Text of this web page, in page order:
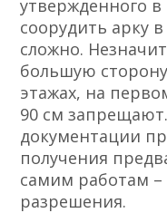
утвержденного
соорудить арку
сложно.
большую
этажах, на
90 см
документации
получения
самим работам –
разрешения.